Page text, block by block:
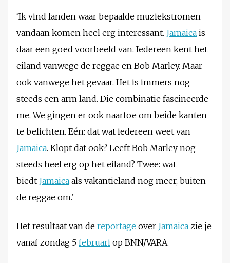
‘Ik vind landen waar bepaalde muziekstromen
vandaan komen heel erg interessant. Jamaica is
daar een goed voorbeeld van. Iedereen kent het
eiland vanwege de reggae en Bob Marley. Maar
ook vanwege het gevaar. Het is immers nog
steeds een arm land. Die combinatie fascineerde
me. We gingen er ook naartoe om beide kanten
te belichten. Eén: dat wat iedereen weet van
Jamaica. Klopt dat ook? Leeft Bob Marley nog
steeds heel erg op het eiland? Twee: wat
biedt Jamaica als vakantieland nog meer, buiten
de reggae om.’
Het resultaat van de reportage over Jamaica zie je
vanaf zondag 5 februari op BNN/VARA.